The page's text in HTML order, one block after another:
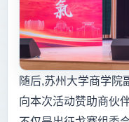
随后,苏州大学商学院
向本次活动赞助商伙